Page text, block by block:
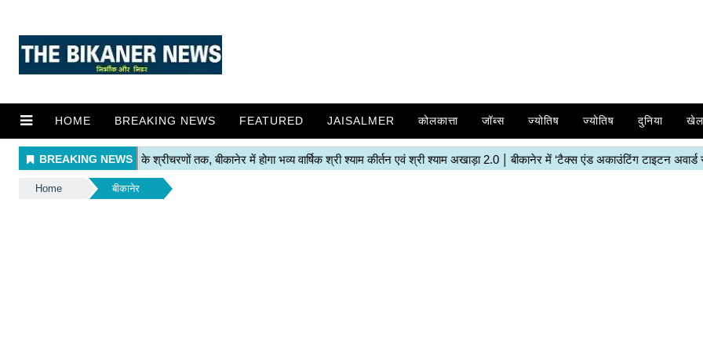
HOME BREAKING NEWS FEATURED JAISALMER कोलकात्ता जॉब्स ज्योतिष ज्योतिष दुनिया खेल
Home बीकानेर